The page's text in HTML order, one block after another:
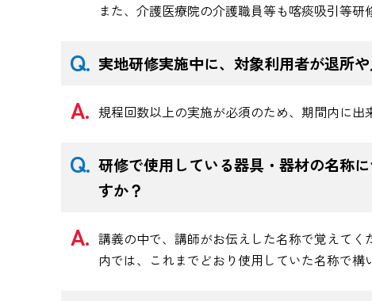
また、介護医療院の介護職員等も喀痰吸引等
実地研修実施中に、対象利用者が退所
規程回数以上の実施が必須のため、期間内に出
研修で使用している器具・器材の名称
すか？
講義の中で、講師がお伝えした名称で覚えて
内では、これまでどおり使用していた名称で構